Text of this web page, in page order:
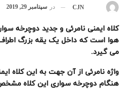
CJN در سپتامبر 29, 2019
کلاه ایمنی نامرئی و جدید دوچرخه
هوا است که داخل یک یقه بزرگ
می گیرد.
واژه نامرئی از آن جهت به این کلاه
هنگام دوچرخه سواری این کلاه